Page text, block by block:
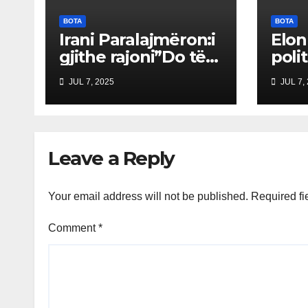
BOTA
Irani Paralajmëron:i
gjithe rajoni”Do të
Vuajë” nëse Izraeli
Nuk Mbahet
Përgjegjës
JUL 7, 2025
BOTA
JUL 7,
Leave a Reply
Your email address will not be published. Required
Comment*